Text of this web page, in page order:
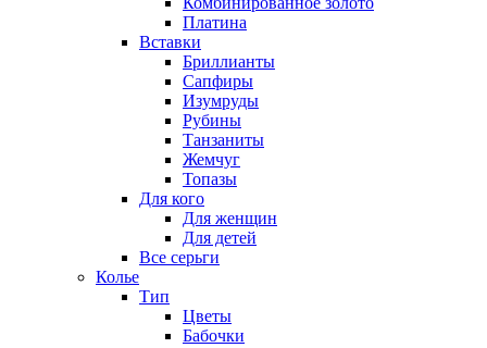
Платина
Вставки
Бриллианты
Сапфиры
Изумруды
Рубины
Танзаниты
Жемчуг
Топазы
Для кого
Для женщин
Для детей
Все серьги
Колье
Тип
Цветы
Бабочки